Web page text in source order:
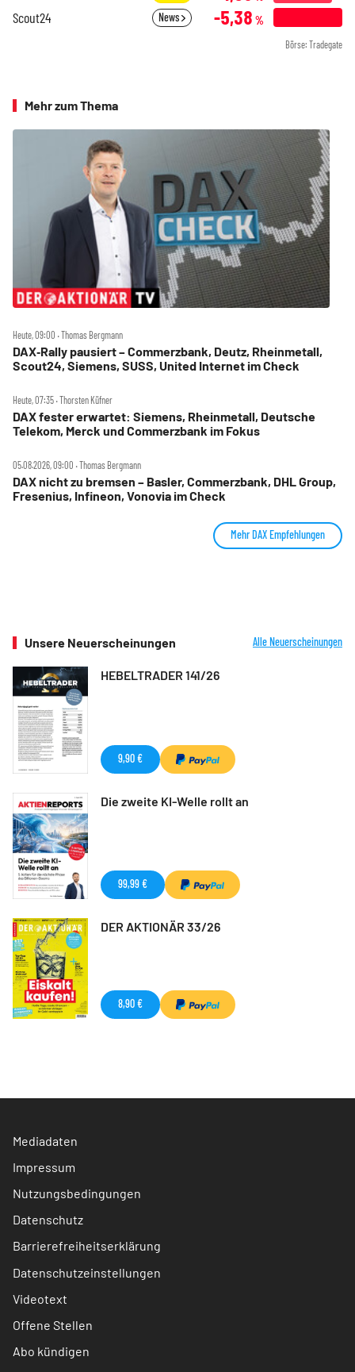
Scout24 News -5,38 %
Börse: Tradegate
Mehr zum Thema
Heute, 09:00 ‧ Thomas Bergmann
DAX‑Rally pausiert – Commerzbank, Deutz, Rheinmetall,
Scout24, Siemens, SUSS, United Internet im Check
Heute, 07:35 ‧ Thorsten Küfner
DAX fester erwartet: Siemens, Rheinmetall, Deutsche
Telekom, Merck und Commerzbank im Fokus
05.08.2026, 09:00 ‧ Thomas Bergmann
DAX nicht zu bremsen – Basler, Commerzbank, DHL Group,
Fresenius, Infineon, Vonovia im Check
Mehr DAX Empfehlungen
Unsere Neuerscheinungen Alle Neuerscheinungen
HEBELTRADER 141/26
9,90 €
Die zweite KI-Welle rollt an
99,99 €
DER AKTIONÄR 33/26
8,90 €
Mediadaten
Impressum
Nutzungsbedingungen
Datenschutz
Barrierefreiheitserklärung
Datenschutzeinstellungen
Videotext
Offene Stellen
Abo kündigen